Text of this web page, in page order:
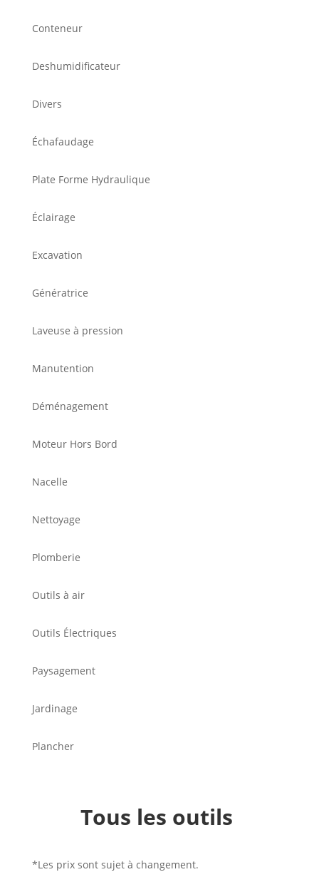
Conteneur
Deshumidificateur
Divers
Échafaudage
Plate Forme Hydraulique
Éclairage
Excavation
Génératrice
Laveuse à pression
Manutention
Déménagement
Moteur Hors Bord
Nacelle
Nettoyage
Plomberie
Outils à air
Outils Électriques
Paysagement
Jardinage
Plancher
Tous les outils
*Les prix sont sujet à changement.